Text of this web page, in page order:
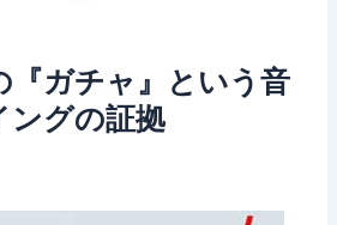
『ガチャ』という音
ングの証拠